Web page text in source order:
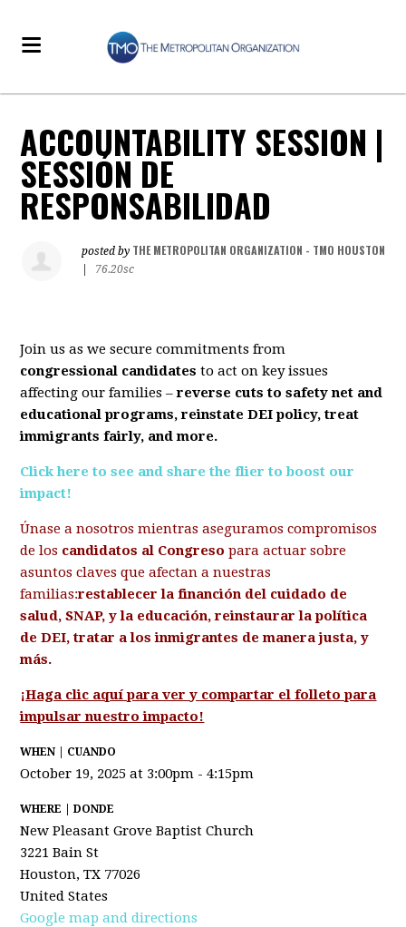
ACCOUNTABILITY SESSION |
SESSIÓN DE
RESPONSABILIDAD
posted by THE METROPOLITAN ORGANIZATION - TMO HOUSTON
76.20sc
Join us as we secure commitments from
congressional candidates to act on key issues
affecting our families –reverse cuts to safety net and
educational programs, reinstate DEI policy, treat
immigrants fairly, and more.
Click here to see and share the flier to boost our
impact!
Únase a nosotros mientras aseguramos compromisos
de los candidatos al Congreso para actuar sobre
asuntos claves que afectan a nuestras
familias:restablecer la financión del cuidado de
salud, SNAP, y la educación, reinstaurar la política
de DEI, tratar a los inmigrantes de manera justa, y
más.
¡Haga clic aquí para ver y compartar el folleto para
impulsar nuestro impacto!
WHEN | CUANDO
October 19, 2025 at 3:00pm - 4:15pm
WHERE | DONDE
New Pleasant Grove Baptist Church
3221 Bain St
Houston, TX 77026
United States
Google map and directions